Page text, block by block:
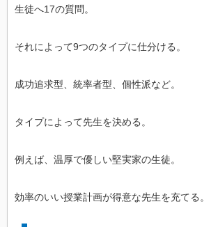
生徒へ17の質問。
それによって9つのタイプに仕分ける。
成功追求型、統率者型、個性派など。
タイプによって先生を決める。
例えば、温厚で優しい堅実家の生徒。
効率のいい授業計画が得意な先生を充てる。